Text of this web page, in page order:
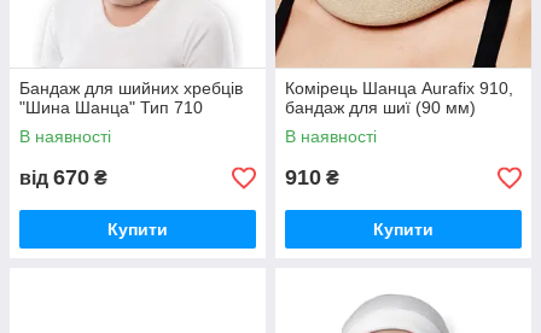
Бандаж для шийних хребців
"Шина Шанца" Тип 710
В наявності
від 670 ₴
Купити
Комірець Шанца Aurafix 910,
бандаж для шиї (90 мм)
В наявності
910 ₴
Купити